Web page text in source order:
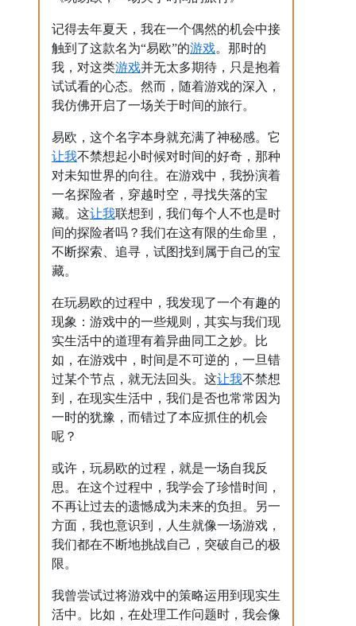
记得去年夏天，我在一个偶然的机会中接
触到了这款名为“易欧”的游戏。那时的
我，对这类游戏并无太多期待，只是抱着
试试看的心态。然而，随着游戏的深入，
我仿佛开启了一场关于时间的旅行。
易欧，这个名字本身就充满了神秘感。它
让我不禁想起小时候对时间的好奇，那种
对未知世界的向往。在游戏中，我扮演着
一名探险者，穿越时空，寻找失落的宝
藏。这让我联想到，我们每个人不也是时
间的探险者吗？我们在这有限的生命里，
不断探索、追寻，试图找到属于自己的宝
藏。
在玩易欧的过程中，我发现了一个有趣的
现象：游戏中的一些规则，其实与我们现
实生活中的道理有着异曲同工之妙。比
如，在游戏中，时间是不可逆的，一旦错
过某个节点，就无法回头。这让我不禁想
到，在现实生活中，我们是否也常常因为
一时的犹豫，而错过了本应抓住的机会
呢？
或许，玩易欧的过程，就是一场自我反
思。在这个过程中，我学会了珍惜时间，
不再让过去的遗憾成为未来的负担。另一
方面，我也意识到，人生就像一场游戏，
我们都在不断地挑战自己，突破自己的极
限。
我曾尝试过将游戏中的策略运用到现实生
活中。比如，在处理工作问题时，我会像